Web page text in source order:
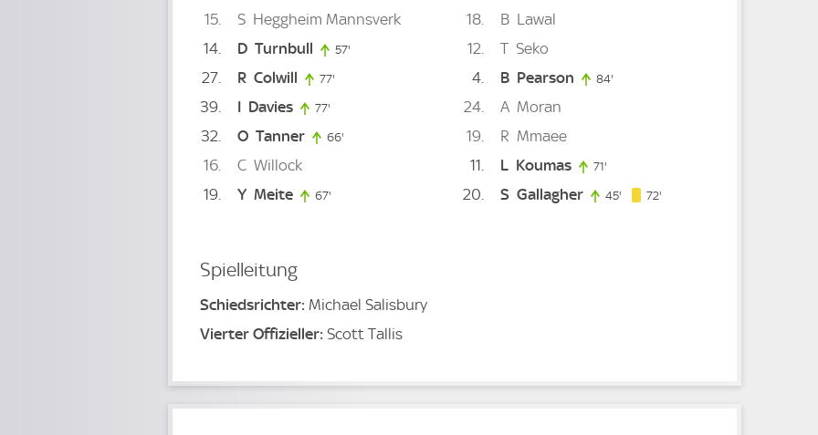
15
S Heggheim Mannsverk
14
D Turnbull 57'
27 R Colwill 77'
39 I Davies 77'
32 O Tanner 66'
16 C Willock
19
Y Meite 67'
18 B Lawal
12
T Seko
4
B Pearson 84'
24 A Moran
19
R Mmaee
11
L Koumas 71'
20 S Gallagher 45' 45. minute
72'
Spielleitung
Schiedsrichter: Michael Salisbury
Vierter Offizieller: Scott Tallis